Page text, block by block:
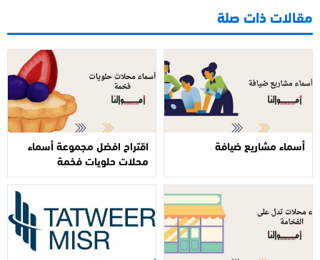
مقالات ذات صلة
أسماء مشاريع ضيافة اقتراح افضل مجموعة أسماء
محلات حلويات فخمة